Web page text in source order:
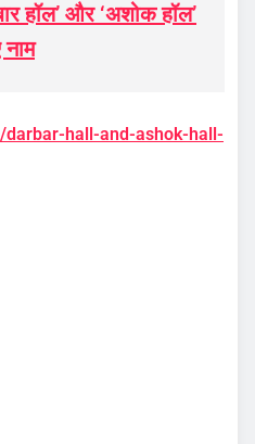
हॉल’ और ‘अशोक हॉल’
hall-and-ashok-hall-